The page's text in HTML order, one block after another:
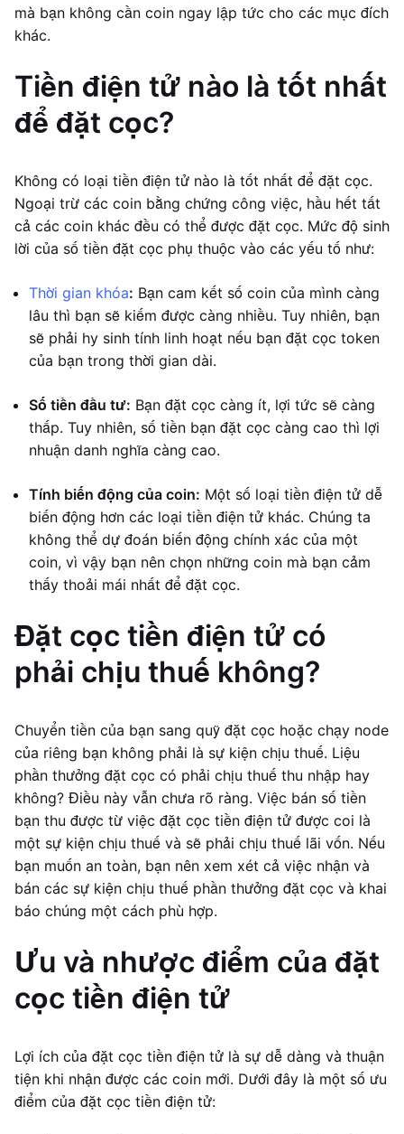
mà bạn không cần coin ngay lập tức cho các mục đích
khác.
Tiền điện tử nào là tốt nhất
để đặt cọc?
Không có loại tiền điện tử nào là tốt nhất để đặt cọc.
Ngoại trừ các coin bằng chứng công việc, hầu hết tất
cả các coin khác đều có thể được đặt cọc. Mức độ sinh
lời của số tiền đặt cọc phụ thuộc vào các yếu tố như:
Thời gian khóa: Bạn cam kết số coin của mình càng
lâu thì bạn sẽ kiếm được càng nhiều. Tuy nhiên, bạn
sẽ phải hy sinh tính linh hoạt nếu bạn đặt cọc token
của bạn trong thời gian dài.
Số tiền đầu tư: Bạn đặt cọc càng ít, lợi tức sẽ càng
thấp. Tuy nhiên, số tiền bạn đặt cọc càng cao thì lợi
nhuận danh nghĩa càng cao.
Tính biến động của coin: Một số loại tiền điện tử dễ
biến động hơn các loại tiền điện tử khác. Chúng ta
không thể dự đoán biến động chính xác của một
coin, vì vậy bạn nên chọn những coin mà bạn cảm
thấy thoải mái nhất để đặt cọc.
Đặt cọc tiền điện tử có
phải chịu thuế không?
Chuyển tiền của bạn sang quỹ đặt cọc hoặc chạy node
của riêng bạn không phải là sự kiện chịu thuế. Liệu
phần thưởng đặt cọc có phải chịu thuế thu nhập hay
không? Điều này vẫn chưa rõ ràng. Việc bán số tiền
bạn thu được từ việc đặt cọc tiền điện tử được coi là
một sự kiện chịu thuế và sẽ phải chịu thuế lãi vốn. Nếu
bạn muốn an toàn, bạn nên xem xét cả việc nhận và
bán các sự kiện chịu thuế phần thưởng đặt cọc và khai
báo chúng một cách phù hợp.
Ưu và nhược điểm của đặt
cọc tiền điện tử
Lợi ích của đặt cọc tiền điện tử là sự dễ dàng và thuận
tiện khi nhận được các coin mới. Dưới đây là một số ưu
điểm của đặt cọc tiền điện tử: